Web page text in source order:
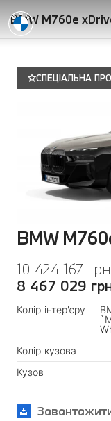
BMW M760e
СПЕЦІАЛЬНА
BMW
10 424 167
8 467 029
Колір інтер'єру
Колір кузова
Кузов